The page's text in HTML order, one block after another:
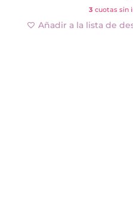
3 cuotas sin
Añadir a la lista de